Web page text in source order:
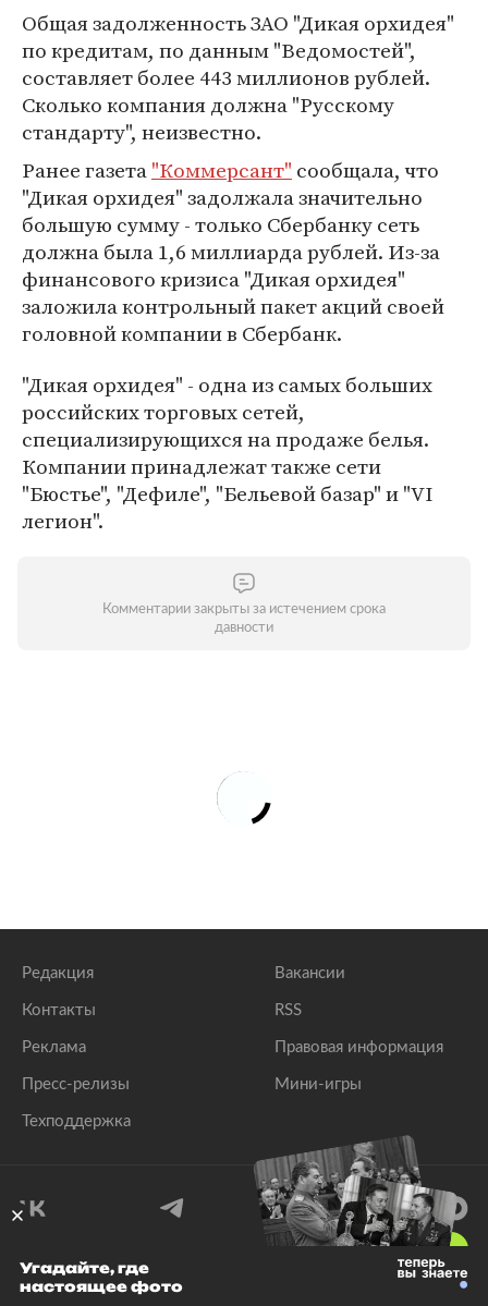
Общая задолженность ЗАО "Дикая орхидея"
по кредитам, по данным "Ведомостей",
составляет более 443 миллионов рублей.
Сколько компания должна "Русскому
стандарту", неизвестно.
Ранее газета"Коммерсант" сообщала, что
"Дикая орхидея" задолжала значительно
большую сумму - только Сбербанку сеть
должна была 1,6 миллиарда рублей. Из-за
финансового кризиса "Дикая орхидея"
заложила контрольный пакет акций своей
головной компании в Сбербанк.
"Дикая орхидея" - одна из самых больших
российских торговых сетей,
специализирующихся на продаже белья.
Компании принадлежат также сети
"Бюстье", "Дефиле", "Бельевой базар" и "VI
легион".
Комментарии закрыты за истечением срока
давности
Редакция
Контакты
Реклама
Пресс-релизы
Техподдержка
Вакансии
RSS
Правовая информация
Мини-игры
© 1999–2026 Все права защищены.
Угадайте, где
настоящее фото